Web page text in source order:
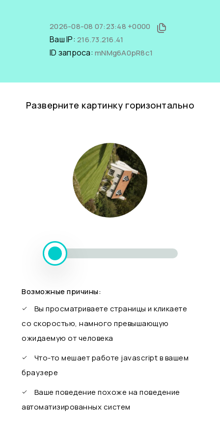
2026-08-08 07:23:48 +0000
Ваш IP: 216.73.216.41
ID запроса: mNMg6A0pR8c1
Разверните картинку горизонтально
Возможные причины:
Вы просматриваете страницы и кликаете
со скоростью, намного превышающую
ожидаемую от человека
Что-то мешает работе javascript в вашем
браузере
Ваше поведение похоже на поведение
автоматизированных систем